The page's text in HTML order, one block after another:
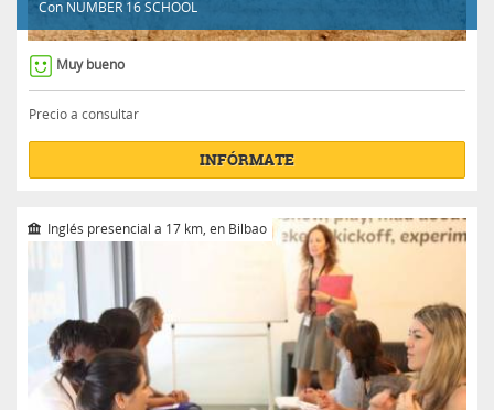
Con NUMBER 16 SCHOOL
Muy bueno
Precio a consultar
INFÓRMATE
Inglés presencial a 17 km, en Bilbao